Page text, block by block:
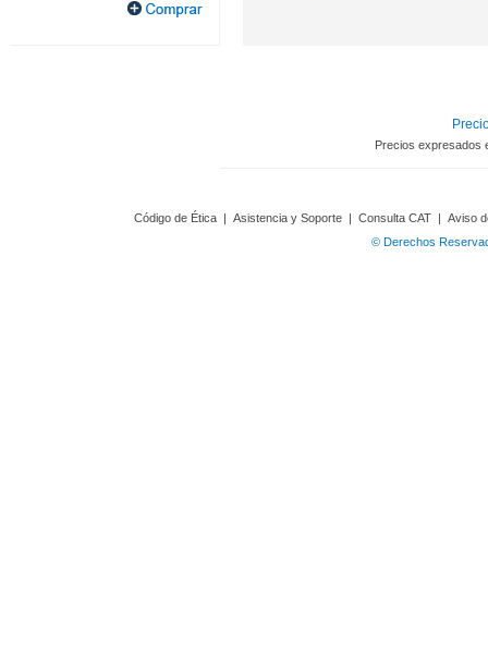
Precios expresados
Código de Ética | Asistencia y Soporte | Consulta CAT | Aviso
© Derechos